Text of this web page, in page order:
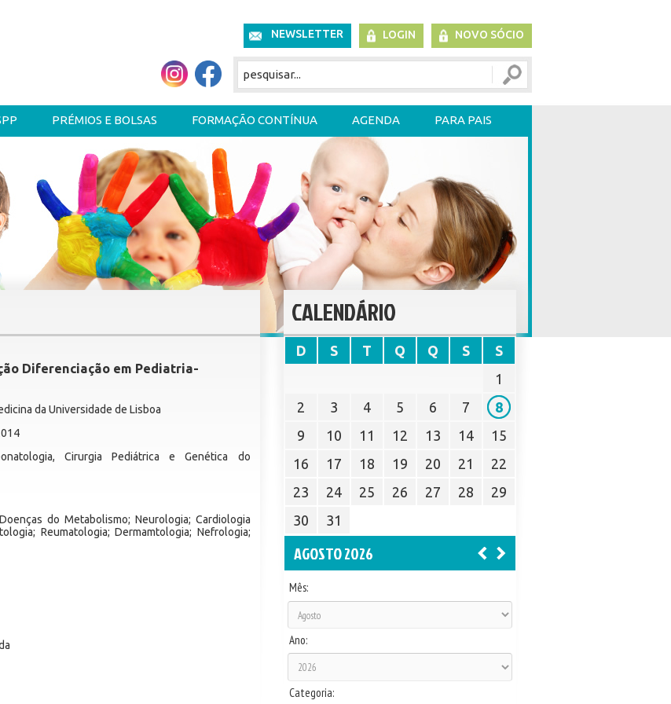
NEWSLETTER LOGIN NOVO SÓCIO
PRÉMIOS E BOLSAS FORMAÇÃO CONTÍNUA AGENDA PARA PAIS
Diferenciação em Pediatria-
da Universidade de Lisboa
Cirurgia Pediátrica e Genética do
do Metabolismo; Neurologia; Cardiologia
Reumatologia; Dermamtologia; Nefrologia;
CALENDÁRIO
D S T Q Q S
S
1
2
3 4 5 6 7
8
9
10 11 12 13 14
15
16
17 18 19 20 21
22
23
24 25 26 27 28
29
30
31
AGOSTO 2026
Mês:
Ano:
Categoria: